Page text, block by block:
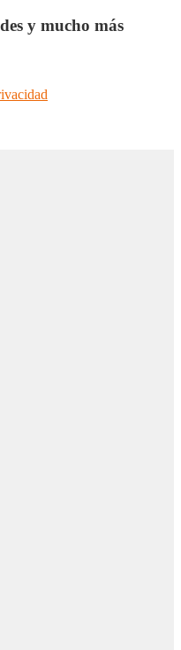
y mucho más